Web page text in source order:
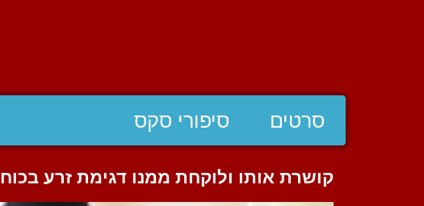
סרטים סיפורי סקס
קושרת אותו ולוקחת ממנו דגימת זרע בכוח